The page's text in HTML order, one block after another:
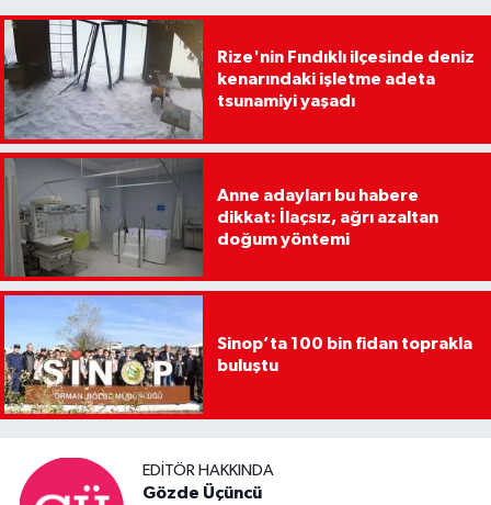
Rize'nin Fındıklı ilçesinde deniz
kenarındaki işletme adeta
tsunamiyi yaşadı
Anne adayları bu habere
dikkat: İlaçsız, ağrı azaltan
doğum yöntemi
Sinop’ta 100 bin fidan toprakla
buluştu
EDITÖR HAKKINDA
Gözde Üçüncü